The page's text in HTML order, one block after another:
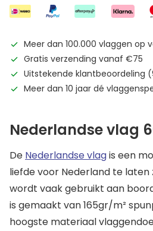
Meer dan 100.000 vlaggen op
Gratis verzending vanaf €75
Uitstekende klantbeoordeling
Meer dan 10 jaar dé
Nederlandse vlag
De Nederlandse vlagis een
liefde voor Nederland te laten
wordt vaak gebruikt aan
is gemaakt van 165gr/m²
hoogste materiaal